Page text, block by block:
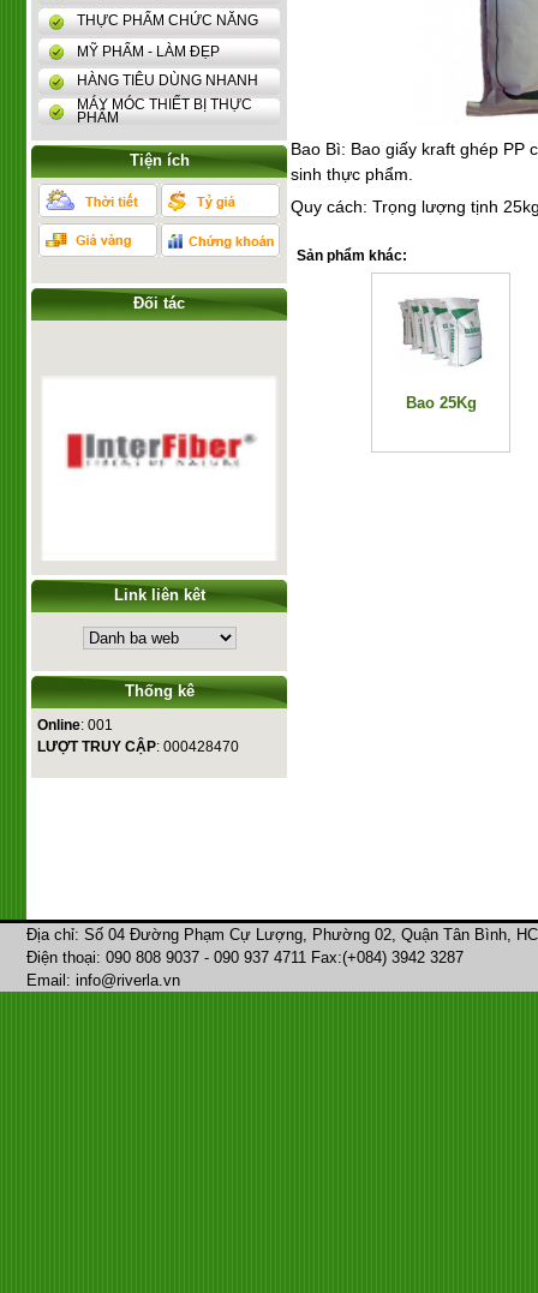
THỰC PHẨM CHỨC NĂNG
MỸ PHẨM - LÀM ĐẸP
HÀNG TIÊU DÙNG NHANH
MÁY MÓC THIẾT BỊ THỰC
PHẨM
Tiện ích
Đối tác
Link liên kêt
Thống kê
Online: 001
LƯỢT TRUY CẬP: 000428470
Bao Bì: Bao giấy kraft ghép PP
sinh thực phẩm.
Quy cách: Trọng lượng tịnh
Sản phẩm khác:
Bao 25Kg
Địa chỉ: Số 04 Đường Phạm Cự Lượng, Phường 02, Quận Tân Bình,
Điện thoại: 090 808 9037 - 090 937 4711 Fax:(+084) 3942 3287
Email: info@riverla.vn